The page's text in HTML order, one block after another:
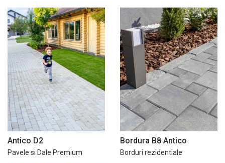
Antico D2
Pavele si Dale Premium
Bordura B8 Antico
Borduri rezidentiale